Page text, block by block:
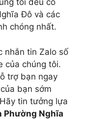
tôi đều có
Đô và các
chóng nhất.
nhắn tin Zalo số
của chúng tôi.
trợ bạn ngay
bạn sớm
tin tưởng lựa
Phường Nghĩa